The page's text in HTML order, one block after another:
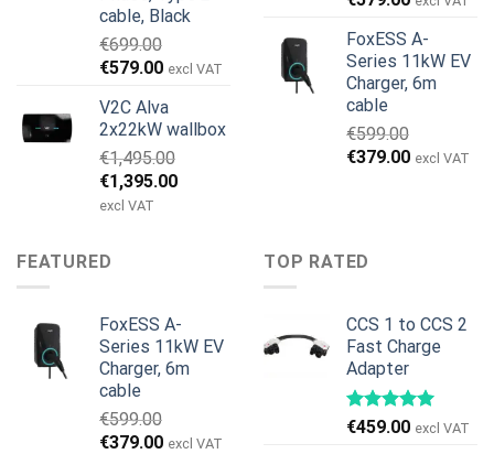
cable, Black
€699.00
Original
was:
€699.00.
€579.00Current
is:
€579.00.
excl VAT
V2C Alva
2x22kW wallbox
€1,495.00
Original
price
€1,495.00.
€1,395.00Current
excl VAT
FoxESS A-
Series 11kW EV
Charger, 6m
cable
€599.00
Original
€379.00Current
excl VAT
FEATURED
FoxESS A-
Series 11kW EV
Charger, 6m
cable
€599.00
Original
€379.00Current
excl VAT
TOP RATED
CCS 1 to CCS 2
Fast Charge
Adapter
€459.00 excl VAT